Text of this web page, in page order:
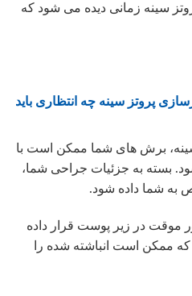
سینه زمانی دیده می شود که
پروتز سینه چه انتظاری باید
برش های شما ممکن است با
بسته به جزئیات جراحی شما،
شما داده شود.
موقت در زیر پوست قرار داده
ممکن است انباشته شده را